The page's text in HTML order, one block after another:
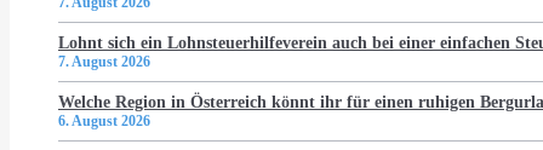
Lohnt sich ein Lohnsteuerhilfeverein auch bei einer einfachen
7. August 2026
Welche Region in Österreich könnt ihr für einen ruhigen
6. August 2026